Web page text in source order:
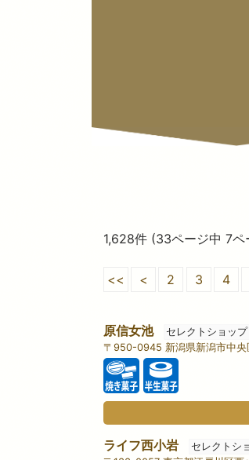
1,628件 (33ページ中 7ペ
<< < 2 3 4
原信女池
セレクトショップ
〒950-0945 新潟県新潟市中央
ライフ西小岩
セレクトシ